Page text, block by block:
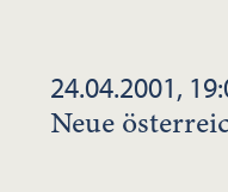
24.04.2001,
Neue